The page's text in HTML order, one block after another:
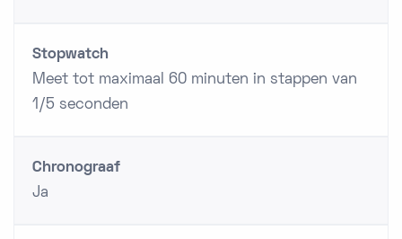
Stopwatch
Meet tot maximaal 60 minuten in stappen van
1/5 seconden
Chronograaf
Ja